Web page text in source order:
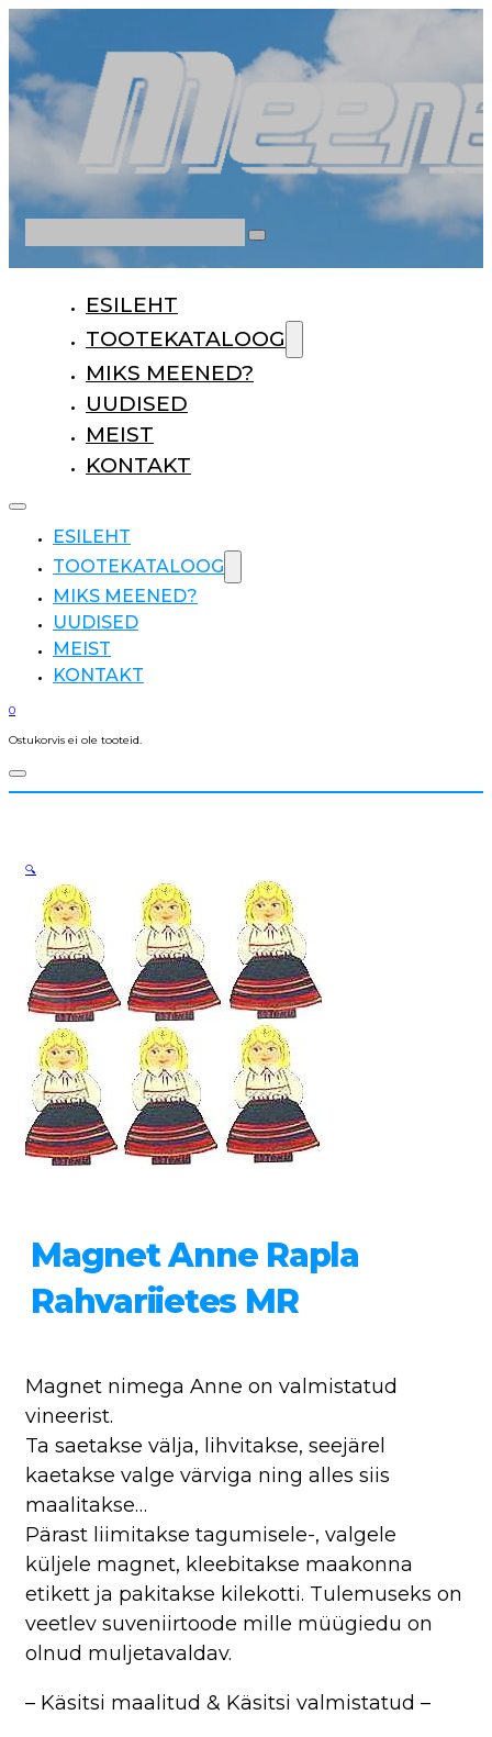
ESILEHT
TOOTEKATALOOG
MIKS MEENED?
UUDISED
MEIST
KONTAKT
ESILEHT
TOOTEKATALOOG
MIKS MEENED?
UUDISED
MEIST
KONTAKT
0
Ostukorvis ei ole tooteid.
Magnet Anne Rapla
Rahvariietes MR
Magnet nimega Anne on valmistatud
vineerist.
Ta saetakse välja, lihvitakse, seejärel
kaetakse valge värviga ning alles siis
maalitakse…
Pärast liimitakse tagumisele-, valgele
küljele magnet, kleebitakse maakonna
etikett ja pakitakse kilekotti. Tulemuseks on
veetlev suveniirtoode mille müügiedu on
olnud muljetavaldav.
– Käsitsi maalitud & Käsitsi valmistatud –
🔍